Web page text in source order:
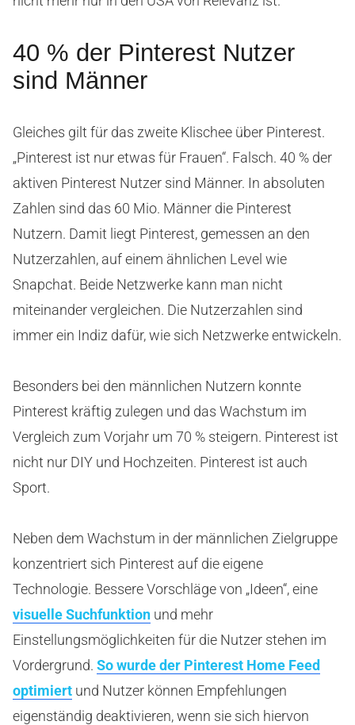
40 % der Pinterest Nutzer
sind Männer
Gleiches gilt für das zweite Klischee über Pinterest.
„Pinterest ist nur etwas für Frauen“. Falsch. 40 % der
aktiven Pinterest Nutzer sind Männer. In absoluten
Zahlen sind das 60 Mio. Männer die Pinterest
Nutzern. Damit liegt Pinterest, gemessen an den
Nutzerzahlen, auf einem ähnlichen Level wie
Snapchat. Beide Netzwerke kann man nicht
miteinander vergleichen. Die Nutzerzahlen sind
immer ein Indiz dafür, wie sich Netzwerke entwickeln.
Besonders bei den männlichen Nutzern konnte
Pinterest kräftig zulegen und das Wachstum im
Vergleich zum Vorjahr um 70 % steigern. Pinterest ist
nicht nur DIY und Hochzeiten. Pinterest ist auch
Sport.
Neben dem Wachstum in der männlichen Zielgruppe
konzentriert sich Pinterest auf die eigene
Technologie. Bessere Vorschläge von „Ideen“, eine
visuelle Suchfunktion und mehr
Einstellungsmöglichkeiten für die Nutzer stehen im
Vordergrund. So wurde der Pinterest Home Feed
optimiert und Nutzer können Empfehlungen
eigenständig deaktivieren, wenn sie sich hiervon